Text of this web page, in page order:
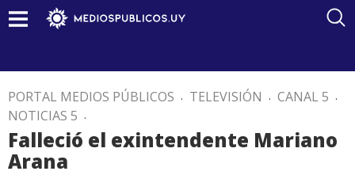
PORTAL MEDIOS PÚBLICOS . TELEVISIÓN . CANAL 5 .
NOTICIAS 5 .
Falleció el exintendente Mariano
Arana